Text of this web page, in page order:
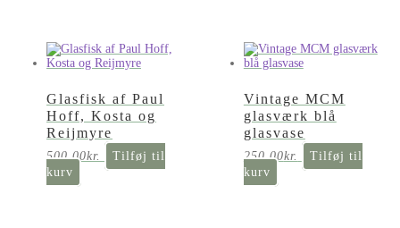
Glasfisk af Paul
Hoff, Kosta og
Reijmyre
500,00kr.
Tilføj til
kurv
Vintage MCM
glasværk blå
glasvase
250,00kr.
Tilføj til
kurv